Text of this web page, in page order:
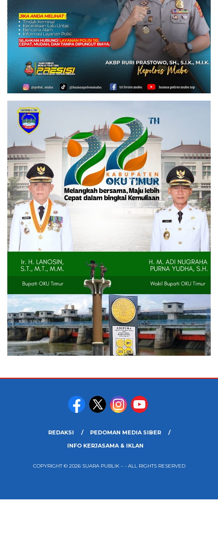
REDAKSI
PEDOMAN MEDIA SIBER
INFO KERJASAMA & IKLAN
COPYRIGHT © 2026 SUARA PUBLIK – - ALL RIGHTS RESERVED